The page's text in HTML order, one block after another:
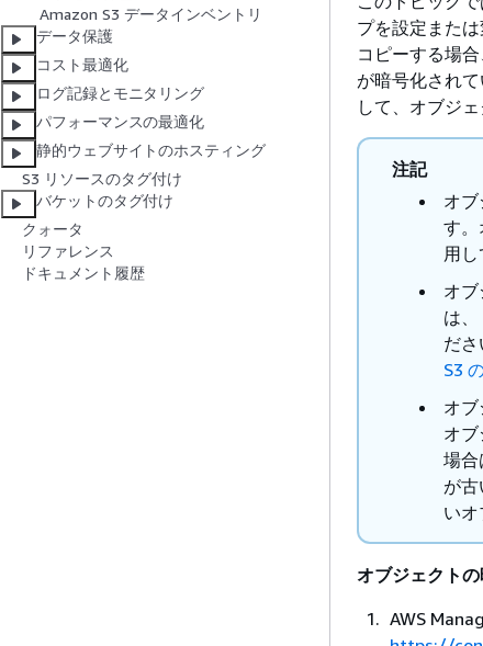
Amazon S3 データインベントリ
データ保護
コスト最適化
ログ記録とモニタリング
パフォーマンスの最適化
静的ウェブサイトのホスティング
S3 リソースのタグ付け
バケットのタグ付け
クォータ
リファレンス
ドキュメント履歴
プを設定また
コピーする場
が暗号化され
して、オブジ
注記
オ
す。
用し
オ
は、
だ
S3
オ
オ
場合
が
い
オブジェクト
AWS